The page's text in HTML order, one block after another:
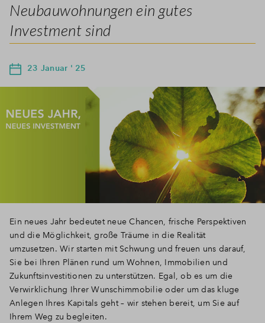
Neubauwohnungen ein gutes
Investment sind
23 Januar ' 25
Ein neues Jahr bedeutet neue Chancen, frische Perspektiven
und die Möglichkeit, große Träume in die Realität
umzusetzen. Wir starten mit Schwung und freuen uns darauf,
Sie bei Ihren Plänen rund um Wohnen, Immobilien und
Zukunftsinvestitionen zu unterstützen. Egal, ob es um die
Verwirklichung Ihrer Wunschimmobilie oder um das kluge
Anlegen Ihres Kapitals geht – wir stehen bereit, um Sie auf
Ihrem Weg zu begleiten.